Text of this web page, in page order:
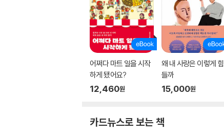
어쩌다 마트 일을 시작
하게 됐어요?
12,460원
왜 내 사랑은 이렇게 힘
들까
15,000원
카드뉴스로 보는 책